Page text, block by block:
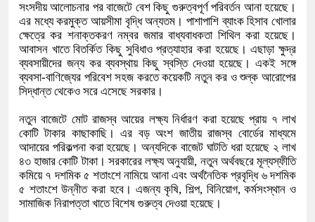
সংসদীয় আলোচনার পর বাজেটে বেশ কিছু গুরুত্বপূর্ণ পরিবর্তন আনা হয়েছে।
এর মধ্যে করমুক্ত আয়সীমা বৃদ্ধি অন্যতম। পাশাপাশি ব্যাংক হিসাব খোলার
ক্ষেত্রে কর শনাক্তকরণ নম্বর জমার বাধ্যবাধকতা শিথিল করা হয়েছে।
আবাসন খাতে বিতর্কিত কিছু সুবিধাও প্রত্যাহার করা হয়েছে। এছাড়া ক্ষুদ্র
ব্যবসায়ীদের জন্য কর ব্যবস্থায় কিছু স্বস্তি দেওয়া হয়েছে। একই সঙ্গে
ব্যবসা-বাণিজ্যের পরিবেশ সহজ করতে কয়েকটি নতুন কর ও শুল্ক আরোপের
সিদ্ধান্ত থেকেও সরে এসেছে সরকার।
নতুন বাজেটে মোট রাজস্ব আয়ের লক্ষ্য নির্ধারণ করা হয়েছে প্রায় ৭ লাখ
কোটি টাকার কাছাকাছি। এর বড় অংশ জাতীয় রাজস্ব বোর্ডের মাধ্যমে
আদায়ের পরিকল্পনা করা হয়েছে। অন্যদিকে বাজেট ঘাটতি ধরা হয়েছে ২ লাখ
৪৩ হাজার কোটি টাকা। সরকারের লক্ষ্য অনুযায়ী, নতুন অর্থবছরে মূল্যস্ফীতি
কমিয়ে ৭ দশমিক ৫ শতাংশে নামিয়ে আনা এবং অর্থনৈতিক প্রবৃদ্ধি ৬ দশমিক
৫ শতাংশে উন্নীত করা হবে। এজন্য কৃষি, শিল্প, বিনিয়োগ, কর্মসংস্থান ও
সামাজিক নিরাপত্তা খাতে বিশেষ গুরুত্ব দেওয়া হয়েছে।